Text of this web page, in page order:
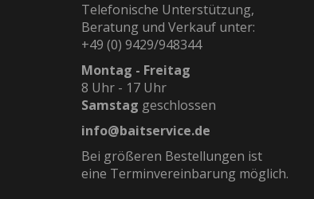
Telefonische Unterstützung,
Beratung und Verkauf unter:
+49 (0) 9429/948344
Montag - Freitag
8 Uhr - 17 Uhr
Samstag geschlossen
info@baitservice.de
Bei größeren Bestellungen ist
eine Terminvereinbarung möglich.